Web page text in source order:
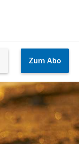
Zum Abo